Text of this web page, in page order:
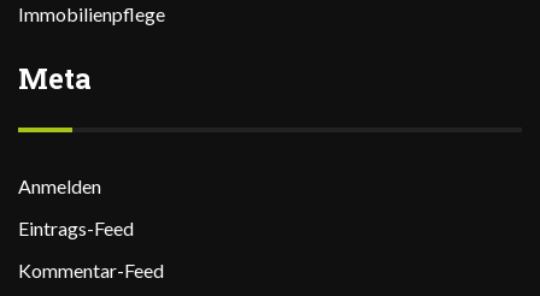
Immobilienpflege
Meta
Anmelden
Eintrags-Feed
Kommentar-Feed